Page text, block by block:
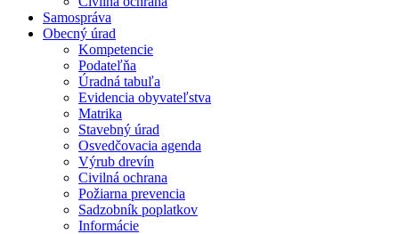
Samospráva
Obecný úrad
Kompetencie
Podateľňa
Úradná tabuľa
Evidencia obyvateľstva
Matrika
Stavebný úrad
Osvedčovacia agenda
Výrub drevín
Civilná ochrana
Požiarna prevencia
Sadzobník poplatkov
Informácie